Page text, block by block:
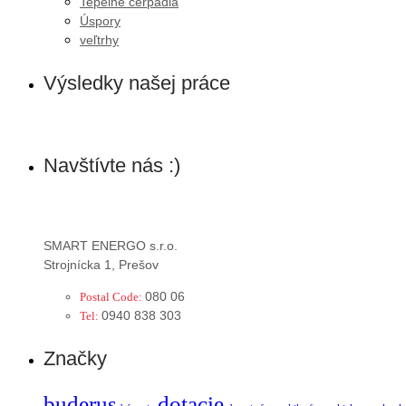
Úspory
veľtrhy
Výsledky našej práce
Navštívte nás :)
SMART ENERGO s.r.o.
Strojnícka 1, Prešov
Postal Code: 080 06
Tel: 0940 838 303
Značky